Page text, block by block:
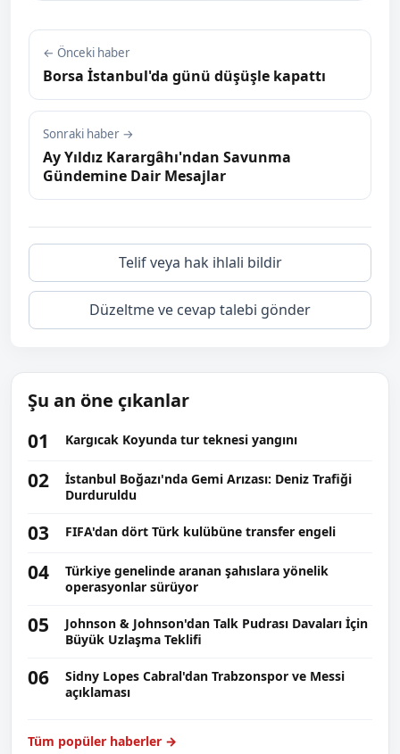
← Önceki haber
Borsa İstanbul'da günü düşüşle kapattı
Sonraki haber →
Ay Yıldız Karargâhı'ndan Savunma
Gündemine Dair Mesajlar
Telif veya hak ihlali bildir
Düzeltme ve cevap talebi gönder
Şu an öne çıkanlar
01 Kargıcak Koyunda tur teknesi yangını
02
İstanbul Boğazı'nda Gemi Arızası: Deniz Trafiği
Durduruldu
03 FIFA'dan dört Türk kulübüne transfer engeli
04
Türkiye genelinde aranan şahıslara yönelik
operasyonlar sürüyor
05
Johnson & Johnson'dan Talk Pudrası Davaları İçin
Büyük Uzlaşma Teklifi
06
Sidny Lopes Cabral'dan Trabzonspor ve Messi
açıklaması
Tüm popüler haberler →